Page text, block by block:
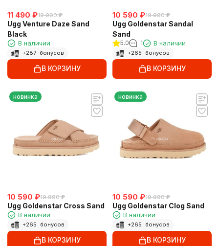
11 490 ₽19 990 ₽
Ugg Venture Daze Sand
Black
В наличии
+287 бонусов
В КОРЗИНУ
10 590 ₽19 990 ₽
Ugg Goldenstar Sandal
Sand
5.0 1 В наличии
+265 бонусов
В КОРЗИНУ
новинка
10 590 ₽19 990 ₽
Ugg Goldenstar Cross Sand
В наличии
+265 бонусов
В КОРЗИНУ
новинка
10 590 ₽19 990 ₽
Ugg Goldenstar Clog Sand
В наличии
+265 бонусов
В КОРЗИНУ